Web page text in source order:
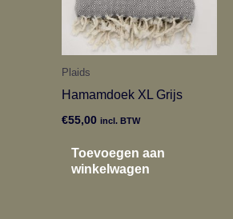
Plaids
Hamamdoek XL Grijs
€55,00 incl. BTW
Toevoegen aan
winkelwagen